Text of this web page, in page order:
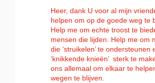
Heer, dank U voor al mijn
helpen om op de goede weg te
Help me om echte troost te
mensen die lijden. Help me om
die ‘struikelen’ te ondersteunen
‘knikkende knieën’ sterk te
ons allemaal om elkaar te
wegen te blijven.